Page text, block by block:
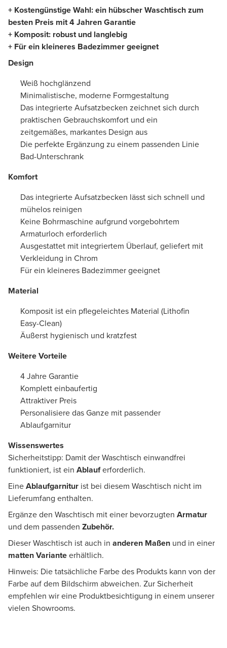
+ Kostengünstige Wahl: ein hübscher Waschtisch zum
besten Preis mit 4 Jahren Garantie
+ Komposit: robust und langlebig
+ Für ein kleineres Badezimmer geeignet
Design
Weiß hochglänzend
Minimalistische, moderne Formgestaltung
Das integrierte Aufsatzbecken zeichnet sich durch
praktischen Gebrauchskomfort und ein
zeitgemäßes, markantes Design aus
Die perfekte Ergänzung zu einem passenden Linie
Bad-Unterschrank
Komfort
Das integrierte Aufsatzbecken lässt sich schnell und
mühelos reinigen
Keine Bohrmaschine aufgrund vorgebohrtem
Armaturloch erforderlich
Ausgestattet mit integriertem Überlauf, geliefert mit
Verkleidung in Chrom
Für ein kleineres Badezimmer geeignet
Material
Komposit ist ein pflegeleichtes Material (Lithofin
Easy-Clean)
Äußerst hygienisch und kratzfest
Weitere Vorteile
4 Jahre Garantie
Komplett einbaufertig
Attraktiver Preis
Personalisiere das Ganze mit passender
Ablaufgarnitur
Wissenswertes
Sicherheitstipp: Damit der Waschtisch einwandfrei
funktioniert, ist ein Ablauferforderlich.
EineAblaufgarnitur ist bei diesem Waschtisch nicht im
Lieferumfang enthalten.
Ergänze den Waschtisch mit einer bevorzugten Armatur
und dem passenden Zubehör.
Dieser Waschtisch ist auch in anderen Maßen und in einer
matten Varianteerhältlich.
Hinweis: Die tatsächliche Farbe des Produkts kann von der
Farbe auf dem Bildschirm abweichen. Zur Sicherheit
empfehlen wir eine Produktbesichtigung in einem unserer
vielen Showrooms.